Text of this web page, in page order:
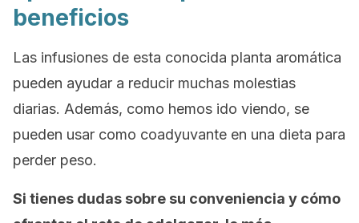
beneficios
Las infusiones de esta conocida planta aromática
pueden ayudar a reducir muchas molestias
diarias. Además, como hemos ido viendo, se
pueden usar como coadyuvante en una dieta para
perder peso.
Si tienes dudas sobre su conveniencia y cómo